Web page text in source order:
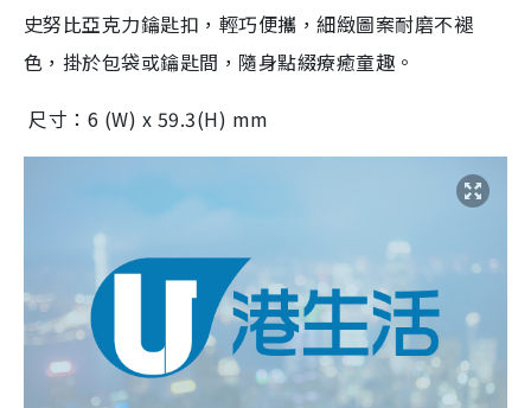
史努比亞克力鑰匙扣，輕巧便攜，細緻圖案耐磨不褪
色，掛於包袋或鑰匙間，隨身點綴療癒童趣。
尺寸：6 (W) x 59.3(H) mm